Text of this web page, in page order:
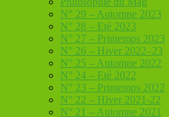
N° 29 – Automne 2023
N° 28 – Eté 2023
N° 27 – Printemps 2023
N° 26 – Hiver 2022–23
N° 25 – Automne 2022
N° 24 – Eté 2022
N° 23 – Printemps 2022
N° 22 – Hiver 2021-22
N° 21 – Automne 2021